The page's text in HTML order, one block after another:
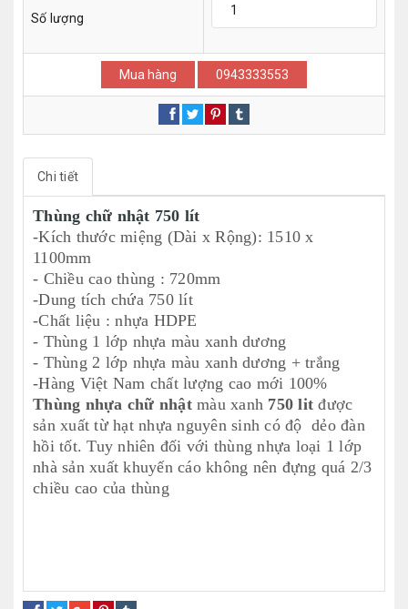
Số lượng
Mua hàng 0943333553
Chi tiết
Thùng chữ nhật 750 lít
-Kích thước miệng (Dài x Rộng): 1510 x
1100mm
- Chiều cao thùng : 720mm
-Dung tích chứa 750 lít
-Chất liệu : nhựa HDPE
- Thùng 1 lớp nhựa màu xanh dương
- Thùng 2 lớp nhựa màu xanh dương + trắng
-Hàng Việt Nam chất lượng cao mới 100%
Thùng nhựa chữ nhậtmàu xanh 750 lit được
sản xuất từ hạt nhựa nguyên sinh có độ dẻo đàn
hồi tốt. Tuy nhiên đối với thùng nhựa loại 1 lớp
nhà sản xuất khuyến cáo không nên đựng quá 2/3
chiều cao của thùng